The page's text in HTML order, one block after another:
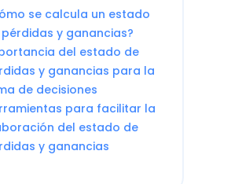
se calcula un estado
y ganancias?
del estado de
y ganancias para la
de decisiones
para facilitar la
del estado de
y ganancias